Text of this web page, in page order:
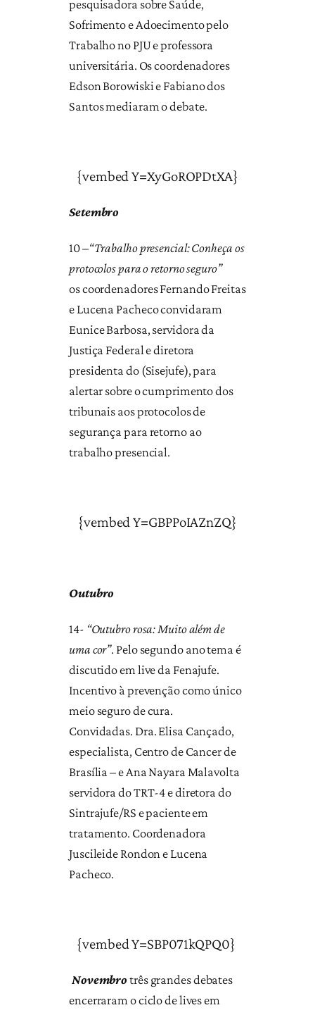
pesquisadora sobre Saúde,
Sofrimento e Adoecimento pelo
Trabalho no PJU e professora
universitária. Os coordenadores
Edson Borowiski e Fabiano dos
Santos mediaram o debate.
{vembed Y=XyGoROPDtXA}
Setembro
10 –“Trabalho presencial: Conheça os
protocolos para o retorno seguro”
os coordenadores Fernando Freitas
e Lucena Pacheco convidaram
Eunice Barbosa, servidora da
Justiça Federal e diretora
presidenta do (Sisejufe), para
alertar sobre o cumprimento dos
tribunais aos protocolos de
segurança para retorno ao
trabalho presencial.
{vembed Y=GBPPoIAZnZQ}
Outubro
14- “Outubro rosa: Muito além de
uma cor”. Pelo segundo ano tema é
discutido em live da Fenajufe.
Incentivo à prevenção como único
meio seguro de cura.
Convidadas. Dra. Elisa Cançado,
especialista, Centro de Cancer de
Brasília – e Ana Nayara Malavolta
servidora do TRT-4 e diretora do
Sintrajufe/RS e paciente em
tratamento. Coordenadora
Juscileide Rondon e Lucena
Pacheco.
{vembed Y=SBP071kQPQ0}
Novembrotrês grandes debates
encerraram o ciclo de lives em